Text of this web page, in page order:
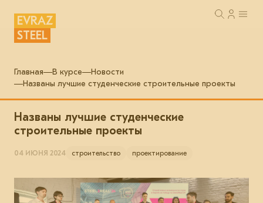
EVRAZ
STEEL
Главная В курсе
Новости
Названы лучшие студенческие строительные проекты
Названы лучшие студенческие
строительные проекты
04 ИЮНЯ 2024 строительство проектирование